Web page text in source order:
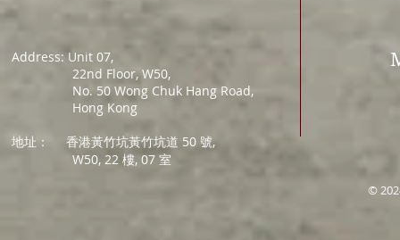
Address: Unit 07,
22nd Floor, W50,
No. 50 Wong Chuk Hang Road,
Hong Kong
地址：
香港黃竹坑黃竹坑道 50 號,
W50, 22 樓, 07 室
©